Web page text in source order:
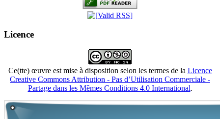
Licence
Ce(tte) œuvre est mise à disposition selon les termes de la Licence
Creative Commons Attribution - Pas d’Utilisation Commerciale -
Partage dans les Mêmes Conditions 4.0 International.